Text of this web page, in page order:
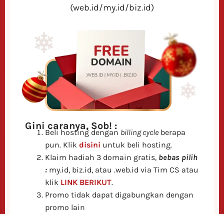
(web.id/my.id/biz.id)
Gini caranya, Sob! :
Beli hosting dengan billing cycle berapa
pun. Klik disini untuk beli hosting.
Klaim hadiah 3 domain gratis, bebas pilih
: my.id, biz.id, atau .web.id via Tim CS atau
klik LINK BERIKUT.
Promo tidak dapat digabungkan dengan
promo lain